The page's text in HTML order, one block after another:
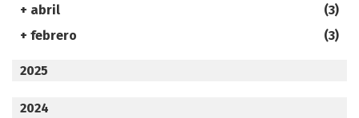
+ abril
(3)
+ febrero (3)
2025
2024